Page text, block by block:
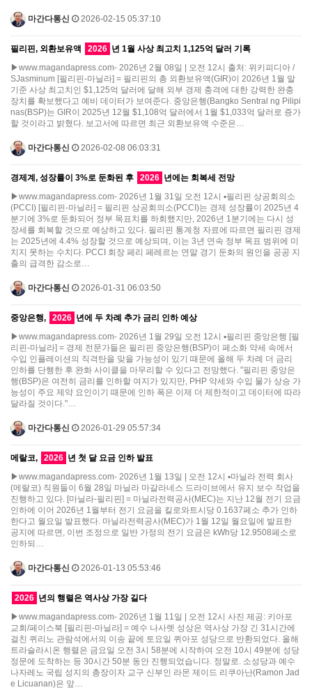
마간다통신 2026-02-15 05:37:10
필리핀, 외환보유액 2026 년 1월 사상 최고치 1,125억 달러 기록
▶www.magandapress.com- 2026년 2월 08일 | 오전 12시 출처: 위키피디아 /
SJasminum [필리핀-마닐라] = 필리핀의 총 외환보유액(GIR)이 2026년 1월 말
기준 사상 최고치인 $1,125억 달러에 달해 외부 경제 충격에 대한 강력한 완충
장치를 확보했다고 예비 데이터가 보여준다. 중앙은행(Bangko Sentral ng Pilipi
nas(BSP)는 GIR이 2025년 12월 $1,108억 달러에서 1월 $1,033억 달러로 증가
할 것이라고 밝혔다. 보고서에 따르면 최근 외환보유액 수준은…
마간다통신 2026-02-08 06:03:31
경제계, 성장률이 3%로 둔화된 후 2026 년에는 회복세 전망
▶www.magandapress.com- 2026년 1월 31일 오전 12시 ▪필리핀 상공회의소
(PCCI) [필리핀-마닐라] = 필리핀 상공회의소(PCCI)는 경제 성장률이 2025년 4
분기에 3%로 둔화되어 정부 목표치를 하회했지만, 2026년 1분기에는 다시 성
장세를 회복할 것으로 예상하고 있다. 필리핀 통계청 자료에 따르면 필리핀 경제
는 2025년에 4.4% 성장할 것으로 예상되며, 이는 3년 연속 정부 목표 범위에 미
치지 못하는 수치다. PCCI 회장 페리 페레르는 연말 경기 둔화의 원인을 공공 지
출의 급격한 감소로…
마간다통신 2026-01-31 06:03:50
중앙은행, 2026 년에 두 차례 추가 금리 인하 예상
▶www.magandapress.com- 2026년 1월 29일 오전 12시 ▪필리핀 중앙은행 [필
리핀-마닐라] = 경제 전문가들은 필리핀 중앙은행(BSP)이 페소화 약세 속에서
수입 인플레이션의 직격탄을 맞을 가능성이 있기 때문에 올해 두 차례 더 금리
인하를 단행한 후 완화 사이클을 마무리할 수 있다고 전망했다. "필리핀 중앙은
행(BSP)은 여전히 금리를 인하할 여지가 있지만, PHP 약세와 수입 물가 상승 가
능성이 주요 제약 요인이기 때문에 인하 폭은 이제 더 제한적이고 데이터에 따라
달라질 것이다."…
마간다통신 2026-01-29 05:57:34
메랄코, 2026 년 첫 달 요금 인하 발표
▶www.magandapress.com- 2026년 1월 13일 | 오전 12시 ▪마닐라 전력 회사
(메랄코) 직원들이 6월 28일 마닐라 마갈라네스 드라이브에서 유지 보수 작업을
진행하고 있다. [마닐라-필리핀] = 마닐라전력공사(MEC)는 지난 12월 전기 요금
인하에 이어 2026년 1월부터 전기 요금을 킬로와트시당 0.1637페소 추가 인하
한다고 월요일 발표했다. 마닐라전력공사(MEC)가 1월 12일 월요일에 발표한
공지에 따르면, 이번 조정으로 일반 가정의 전기 요금은 kWh당 12.9508페소로
인하되…
마간다통신 2026-01-13 05:53:46
2026 년의 행렬은 역사상 가장 길다
▶www.magandapress.com- 2026년 1월 11일 | 오전 12시 사진 제공: 키아포
교회/페이스북 [필리핀-마닐라] = 예수 나사렛 성상은 역사상 가장 긴 31시간에
걸친 퀴리노 관람석에서의 이송 끝에 토요일 퀴아포 성당으로 반환되었다. 올해
트라슬라시온 행렬은 금요일 오전 3시 58분에 시작하여 오전 10시 49분에 성당
정문에 도착하는 등 30시간 50분 동안 진행되었습니다. 정말로. 소성당과 예수
나자레노 국립 성지의 총장이자 교구 신부인 라몬 제이드 리쿠아난(Ramon Jad
e Licuanan)은 앞…